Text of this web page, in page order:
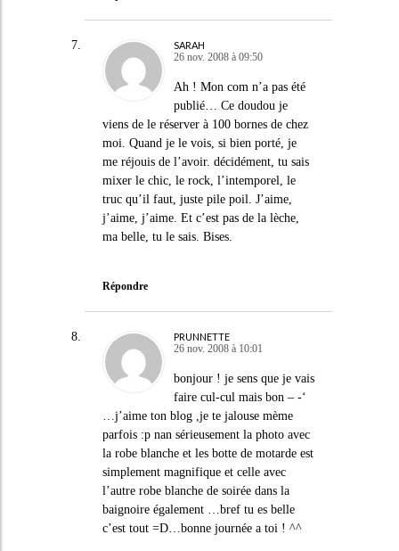
SARAH
26 nov. 2008 à 09:50
Ah ! Mon com n’a pas été
publié… Ce doudou je
viens de le réserver à 100 bornes de chez
moi. Quand je le vois, si bien porté, je
me réjouis de l’avoir. décidément, tu sais
mixer le chic, le rock, l’intemporel, le
truc qu’il faut, juste pile poil. J’aime,
j’aime, j’aime. Et c’est pas de la lèche,
ma belle, tu le sais. Bises.
Répondre
PRUNNETTE
26 nov. 2008 à 10:01
bonjour ! je sens que je vais
faire cul-cul mais bon – -‘
…j’aime ton blog ,je te jalouse mème
parfois :p nan sérieusement la photo avec
la robe blanche et les botte de motarde est
simplement magnifique et celle avec
l’autre robe blanche de soirée dans la
baignoire également …bref tu es belle
c’est tout =D…bonne journée a toi ! ^^